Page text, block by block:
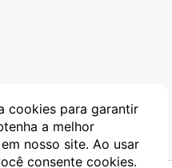
cookies para garantir
a melhor
nosso site. Ao usar
consente cookies.